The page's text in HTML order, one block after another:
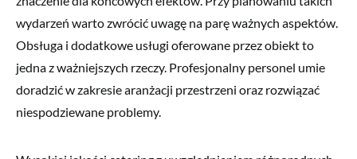
wydarzeń warto zwrócić uwagę na parę ważnych aspektów.
Obsługa i dodatkowe usługi oferowane przez obiekt to
jedna z ważniejszych rzeczy. Profesjonalny personel umie
doradzić w zakresie aranżacji przestrzeni oraz rozwiązać
niespodziewane problemy.